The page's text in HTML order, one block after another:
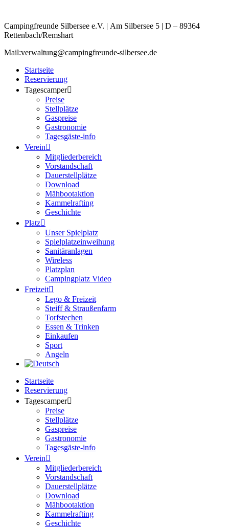
Campingfreunde Silbersee e.V. | Am Silbersee 5 | D – 89364
Rettenbach/Remshart
Mail:verwaltung@campingfreunde-silbersee.de
Startseite
Reservierung
Tagescamper
Preise
Stellplätze
Gaspreise
Gastronomie
Tagesgäste-info
Verein
Mitgliederbereich
Vorstandschaft
Dauerstellplätze
Download
Mähbootaktion
Kammelrafting
Geschichte
Platz
Unser Spielplatz
Spielplatzeinweihung
Sanitäranlagen
Wireless
Platzplan
Campingplatz Video
Freizeit
Lego & Freizeit
Steiff & Straußenfarm
Torfstechen
Essen & Trinken
Einkaufen
Sport
Angeln
Startseite
Reservierung
Tagescamper
Preise
Stellplätze
Gaspreise
Gastronomie
Tagesgäste-info
Verein
Mitgliederbereich
Vorstandschaft
Dauerstellplätze
Download
Mähbootaktion
Kammelrafting
Geschichte